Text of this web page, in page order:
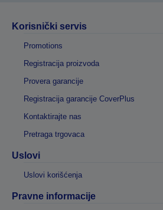
Korisnički servis
Promotions
Registracija proizvoda
Provera garancije
Registracija garancije CoverPlus
Kontaktirajte nas
Pretraga trgovaca
Uslovi
Uslovi korišćenja
Pravne informacije